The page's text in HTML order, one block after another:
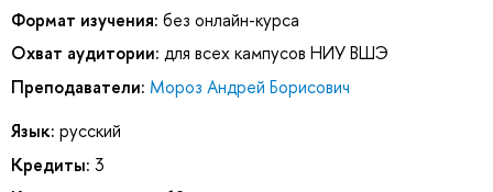
Формат изучения: без онлайн-курса
Охват аудитории: для всех кампусов НИУ ВШЭ
Преподаватели: Мороз Андрей Борисович
Язык: русский
Кредиты: 3